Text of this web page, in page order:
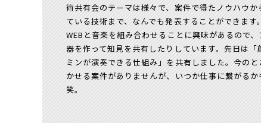
術共有会のテーマは様々で、案件で得たノウハウか
ている技術まで、なんでも発表することができます
WEBと音楽を組み合わせることに興味があるので
器を作って知見を共有したりしています。先日は「
ミンが演奏できる仕組み」を共有しました。今の
かせる案件がありませんが、いつか仕事に繋がるか
笑。